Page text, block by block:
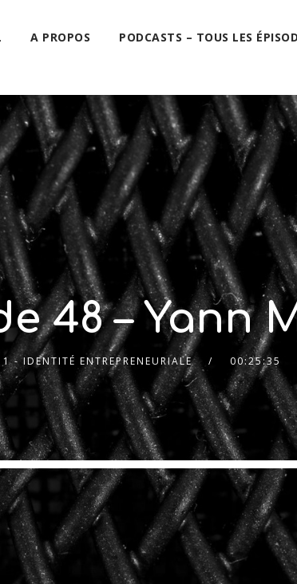
A PROPOS PODCASTS – TOUS LES
48 – Yann
- IDENTITÉ ENTREPRENEURIALE 00:25:35